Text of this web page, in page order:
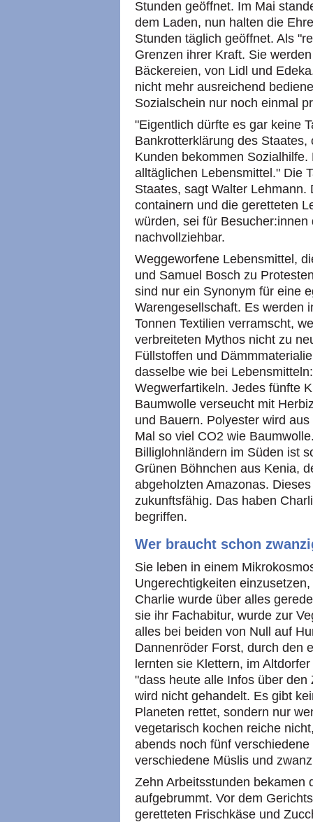
Stunden geöffnet. Im Mai
dem Laden, nun halten die
Stunden täglich geöffnet. Als
Grenzen ihrer Kraft. Sie
Bäckereien, von Lidl und
nicht mehr ausreichend
Sozialschein nur noch einmal
"Eigentlich dürfte es gar keine
Bankrotterklärung des
Kunden bekommen
alltäglichen Lebensmittel." Die
Staates, sagt Walter
containern und die geretteten
würden, sei für
nachvollziehbar.
Weggeworfene Lebensmittel,
und Samuel Bosch zu
sind nur ein Synonym für eine
Warengesellschaft. Es werden
Tonnen Textilien verramscht,
verbreiteten Mythos nicht zu
Füllstoffen und
dasselbe wie bei
Wegwerfartikeln. Jedes fünfte
Baumwolle verseucht mit
und Bauern. Polyester wird
Mal so viel CO2 wie
Billiglohnländern im Süden ist
Grünen Böhnchen aus Kenia,
abgeholzten Amazonas.
zukunftsfähig. Das haben
begriffen.
Wer braucht schon
Sie leben in einem
Ungerechtigkeiten
Charlie wurde über alles
sie ihr Fachabitur, wurde zur
alles bei beiden von Null auf
Dannenröder Forst, durch den
lernten sie Klettern, im
"dass heute alle Infos über
wird nicht gehandelt. Es gibt
Planeten rettet, sondern nur
vegetarisch kochen reiche
abends noch fünf
verschiedene Müslis und
Zehn Arbeitsstunden bekamen
aufgebrummt. Vor dem
geretteten Frischkäse und